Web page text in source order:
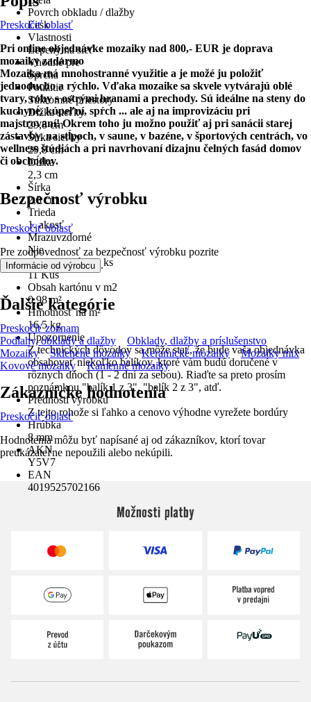
Povrch obkladu / dlažby
Lesk
Vlastnosti
Lepený na sieť
Vhodné pre
Sprcha
Použitie
Súkromné priestory
Dĺžka sieťky
29,8 cm
Šírka sieťky
29,8 cm
Dĺžka
2,3 cm
Šírka
2,3 cm
Trieda
1. akosť
Mrazuvzdorné
Nie
Obsah kartónu v ks
11 Kus
Obsah kartónu v m2
0,98 m²
Hmotnosť na m²
16,5 kg
Upozornenie
Z technických dôvodov sa môže stať, že bude vaša objednávka
obsahovať niekoľko balíkov, ktoré vám budú doručené v
rôznych dňoch (1 - 2 dni za sebou). Riaďte sa preto prosím
poznámkou "balík 1 z 3", "balík 2 z 3", atď.
Prednosti výrobku
Z tejto rohože si ľahko a cenovo výhodne vyrežete bordúry
Hrúbka
8 mm
AKN
Y5V7
EAN
4019525702166
Preskočiť oblasť
Pri online objednávke mozaiky nad 800,- EUR je doprava
mozaiky zadarmo
Mozaika má mnohostranné využitie a je možé ju položiť
jednoducho a rýchlo. Vďaka mozaike sa skvele vytvárajú oblé
tvary, rohy s ostrými hranami a prechody. Sú ideálne na steny do
kuchyne, kúpeľní, spŕch ... ale aj na improvizáciu pri
majstrovaní! Okrem toho ju možno použiť aj pri sanácii starej
zástavby, na stĺpoch, v saune, v bazéne, v športových centrách, vo
wellness štúdiách a pri navrhovaní dizajnu čelných fasád domov
či obchodov.
Bezpečnosť výrobku
Preskočiť oblasť
Pre zodpovednosť za bezpečnosť výrobku pozrite
Informácie od výrobcu .
Ďalšie kategórie
Preskočiť zoznam
Podlahy, obklady a dlažby
Obklady, dlažby a príslušenstvo
Mozaiky
Sklenené mozaiky Keramické mozaiky
Mozaiky mix
Kovové mozaiky
Kamenné mozaiky
Zákaznícke hodnotenia
Preskočiť oblasť
Hodnotenia môžu byť napísané aj od zákazníkov, ktorí tovar
preukázateľne nepoužili alebo nekúpili.
Možnosti platby